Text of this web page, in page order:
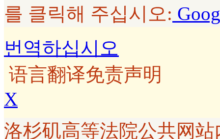
를 클릭해 주십시오:
번역하십시오
语言翻译免责声明
X
洛杉矶高等法院公共网